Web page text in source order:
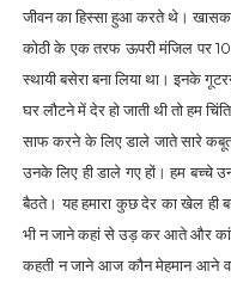
जीवन का हिस्सा हुआ करते थे।
कोठी के एक तरफ ऊपरी मंजिल पर
स्थायी बसेरा बना लिया था। इनके
घर लौटने में देर हो जाती थी तो हम
साफ करने के लिए डाले जाते सारे
उनके लिए ही डाले गए हों। हम बच्चे
बैठते। यह हमारा कुछ देर का खेल
भी न जाने कहां से उड़ कर आते और
कहती न जाने आज कौन मेहमान आने